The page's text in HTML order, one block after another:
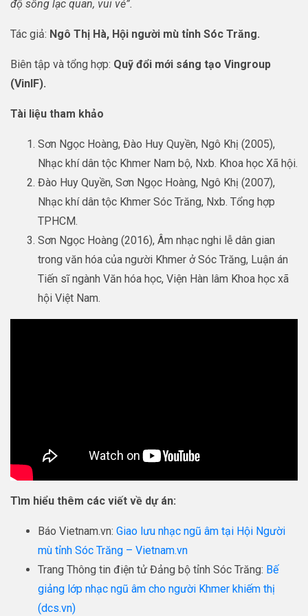
độ sống lạc quan, vui vẻ”.
Tác giả: Ngô Thị Hà, Hội người mù tỉnh Sóc Trăng.
Biên tập và tổng hợp: Quỹ đổi mới sáng tạo Vingroup
(VinIF).
Tài liệu tham khảo
Sơn Ngọc Hoàng, Đào Huy Quyền, Ngô Khị (2005),
Nhạc khí dân tộc Khmer Nam bộ, Nxb. Khoa học Xã hội.
Đào Huy Quyền, Sơn Ngọc Hoàng, Ngô Khị (2007),
Nhạc khí dân tộc Khmer Sóc Trăng, Nxb. Tổng hợp
TPHCM.
Sơn Ngọc Hoàng (2016), Âm nhạc nghi lễ dân gian
trong văn hóa của người Khmer ở Sóc Trăng, Luận án
Tiến sĩ ngành Văn hóa học, Viện Hàn lâm Khoa học xã
hội Việt Nam.
Tìm hiểu thêm các viết về dự án:
Báo Vietnam.vn: Giao lưu nhạc ngũ âm tại Hội Người
mù tỉnh Sóc Trăng – Vietnam.vn
Trang Thông tin điện tử Đảng bộ tỉnh Sóc Trăng: Bế
giảng lớp nhạc ngũ âm cho người Khmer khiếm thị
(dcs.vn)